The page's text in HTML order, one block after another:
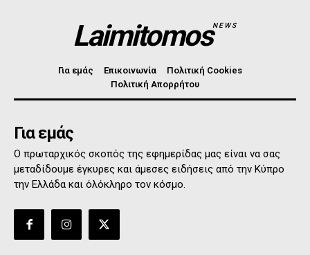
LaimitomosNEWS
Για εμάς Επικοινωνία
Πολιτική Cookies
Πολιτική Απορρήτου
Για εμάς
Ο πρωταρχικός σκοπός της εφημερίδας μας είναι να σας
μεταδίδουμε έγκυρες και άμεσες ειδήσεις από την Κύπρο
την Ελλάδα και όλόκληρο τον κόσμο.